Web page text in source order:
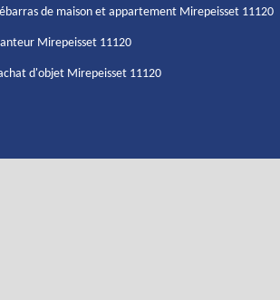
de maison et appartement Mirepeisset 11120
Mirepeisset 11120
d'objet Mirepeisset 11120